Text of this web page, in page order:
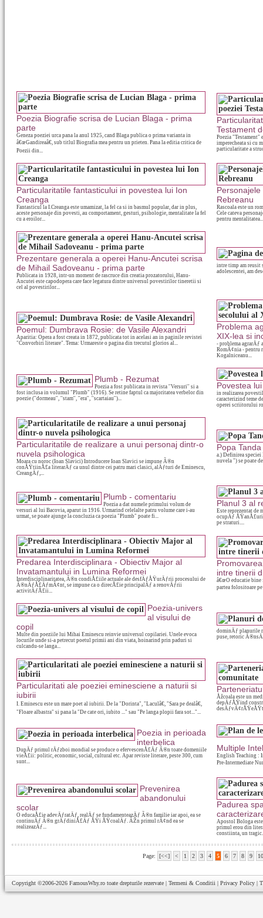
Poezia Biografie scrisa de Lucian Blaga - prima
parte
Geneza poeziei urca pana la anul 1925, cand Blaga publica o prima varianta in
â€œGandireaâ€, sub titlul Biografia mea pentru un prieten. Pana la editia critica de
Poezii din...
Testament
Poezia "Testament"
imperecheata si cu
particularitate a
Particularitatile fantasticului in povestea lui Ion
Creanga
Fantasticul la I.Creanga este umamizat, la fel ca si in basmul popular, dar in plus,
aceste personaje din povesti, au comportament, gesturi, psihologie, mentalitate la fel
cu a eroilor...
Rebreanu
Rascoala este un
Cele cateva
pentru mentalitatea...
Prezentare generala a operei Hanu-Ancutei scrisa
de Mihail Sadoveanu - prima parte
Publicata in 1928, intr-un moment de rascruce din creatia prozatorului, Hanu-
Ancutei este capodopera care face legatura dintre universul povestirilor tineretii si
cel al povestirilor...
intre timp am reusit
adolescentei, am
Poemul: Dumbrava Rosie: de Vasile Alexandri
Aparitia: Opera a fost creata in 1872, publicata tot in acelasi an in paginile revistei
"Convorbiri literare". Tema: Urmareste o pagina din trecutul glorios al...
Problema
XIX-lea si
- problema
RomÃ¢nia - pentru
Kogalniceanu...
Plumb - Rezumat
Poezia a fost publicata in revista ''Versuri'' si a
fost inclusa in volumul "Plumb" (1916). Se retine faptul ca majoritatea verbelor din
poezie (''dormeau'', ''stam'', ''era'', ''scartaiau'')...
Povestea
in realizarea
caracterizind teme
operei scriitorului
Particularitatile de realizare a unui personaj dintr-o
nuvela psihologica
Moara cu noroc (Ioan Slavici) Introducere Ioan Slavici se impune Ã®n
conÅŸtiinÅ£a literarÄƒ ca unul dintre cei patru mari clasici, alÄƒturi de Eminescu,
CreangÄƒ,...
Popa
a.) Definirea
nuvela ") se poate
Plumb - comentariu
Poezia a dat numele primului volum de
versuri al lui Bacovia, aparut in 1916. Urmarind celelalte patru volume care i-au
urmat, se poate ajunge la concluzia ca poezia "Plumb" poate fi...
Planul 3 al
Este reprezentat de
ocupÄƒ
pe straturi....
Predarea Interdisciplinara - Obiectiv Major al
Invatamantului in Lumina Reformei
Interdisciplinaritatea, Ã®n condiÅ£iile actuale ale desfÄƒÅŸurÄƒrii procesului de
Ã®nÄƒÅ£ÄƒmÃ¢nt, se impune ca o direcÅ£ie principalÄƒ a renovÄƒrii
activitÄƒÅ£ii...
intre tinerii
â€œO educatie bine
partea folositoare
Poezia-univers
al visului de
copil
Multe din poeziile lui Mihai Eminescu reinvie universul copilariei. Unele evoca
locurile unde si-a petrecut poetul primii ani din viata, hoinarind prin paduri si
culcandu-se langa...
dominÄƒ planurile
puse, retoric
Particularitati ale poeziei eminesciene a naturii si
iubirii
I. Eminescu este un mare poet al iubirii. De la "Dorinta", "Laculâ€, "Sara pe dealâ€,
"Floare albastra" si pana la "De cate ori, iubito ..." sau "Pe langa plopii fara sot..."...
Åžcoala este un
depÄƒÅŸind
Poezia in perioada
interbelica
DupÄƒ primul rÄƒzboi mondial se produce o efervescenÅ£Äƒ Ã®n toate domeniile
vieÅ£ii: politic, economic, social, cultural etc. Apar reviste literare, peste 300, cum
sunt...
Multiple
English Teaching :
Pre-Intermediate
Prevenirea
abandonului
scolar
O educaÅ£ie adevÄƒratÄƒ, realÄƒ se fundamenteazÄƒ Ã®n familie iar apoi, ea se
continuÄƒ Ã®n grÄƒdiniÅ£Äƒ ÅŸi ÅŸcoalÄƒ. ÃŽn primul rÃ¢nd ea se
realizeazÄƒ...
Padurea
Apostol Bologa
primul erou din
constiinta, un
Page: [<<] < 1 2 3 4 5 6 7 8 9 10
Copyright ©2006-2026 FamousWhy.ro toate drepturile rezervate | Termeni & Conditii | Privacy Policy |